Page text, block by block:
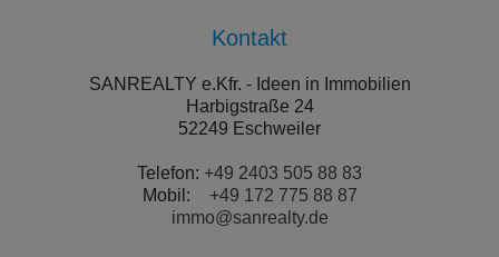
Kontakt
SANREALTY e.Kfr. - Ideen in Immobilien
Harbigstraße 24
52249 Eschweiler
Telefon: +49 2403 505 88 83
Mobil:
+49 172 775 88 87
immo@sanrealty.de